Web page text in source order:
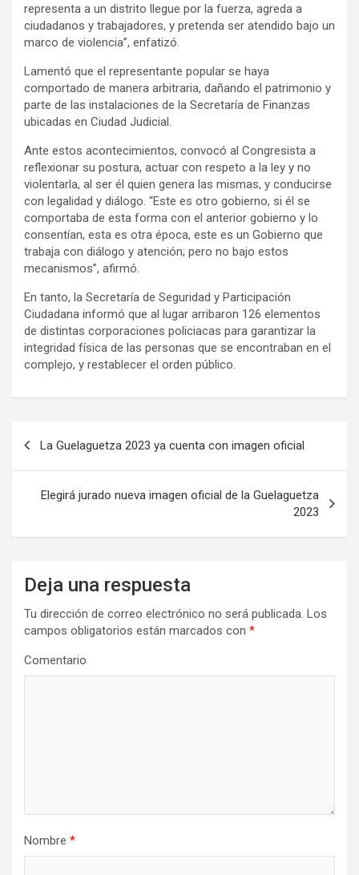
representa a un distrito llegue por la fuerza, agreda a
ciudadanos y trabajadores, y pretenda ser atendido bajo un
marco de violencia”, enfatizó.
Lamentó que el representante popular se haya
comportado de manera arbitraria, dañando el patrimonio y
parte de las instalaciones de la Secretaría de Finanzas
ubicadas en Ciudad Judicial.
Ante estos acontecimientos, convocó al Congresista a
reflexionar su postura, actuar con respeto a la ley y no
violentarla, al ser él quien genera las mismas, y conducirse
con legalidad y diálogo. “Este es otro gobierno, si él se
comportaba de esta forma con el anterior gobierno y lo
consentían, esta es otra época, este es un Gobierno que
trabaja con diálogo y atención; pero no bajo estos
mecanismos”, afirmó.
En tanto, la Secretaría de Seguridad y Participación
Ciudadana informó que al lugar arribaron 126 elementos
de distintas corporaciones policiacas para garantizar la
integridad física de las personas que se encontraban en el
complejo, y restablecer el orden público.
La Guelaguetza 2023 ya cuenta con imagen oficial
Elegirá jurado nueva imagen oficial de la Guelaguetza
2023
Deja una respuesta
Tu dirección de correo electrónico no será publicada. Los
campos obligatorios están marcados con *
Comentario
Nombre *